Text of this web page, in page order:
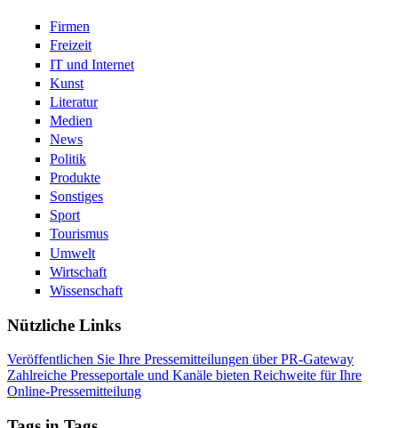
Firmen
Freizeit
IT und Internet
Kunst
Literatur
Medien
News
Politik
Produkte
Sonstiges
Sport
Tourismus
Umwelt
Wirtschaft
Wissenschaft
Nützliche Links
Veröffentlichen Sie Ihre Pressemitteilungen über PR-Gateway
Zahlreiche Presseportale und Kanäle bieten Reichweite für Ihre
Online-Pressemitteilung